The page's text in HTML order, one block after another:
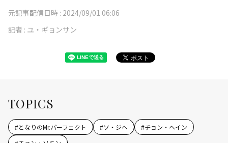
元記事配信日時 : 2024/09/01 06:06
記者 : ユ・ギョンサン
TOPICS
#となりのMr.パーフェクト #ソ・ジヘ #チョン・ヘイン